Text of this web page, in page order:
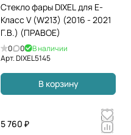
Стекло фары DIXEL для E-
Класс V (W213) (2016 - 2021
Г.В.) (ПРАВОЕ)
0 0
В наличии
Арт.DIXEL5145
В корзину
5 760 ₽